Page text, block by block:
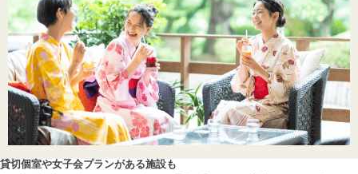
貸切個室や女子会プランがある施設も